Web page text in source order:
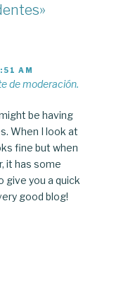
AM
de moderación.
be having
When I look at
fine but when
it has some
give you a quick
good blog!